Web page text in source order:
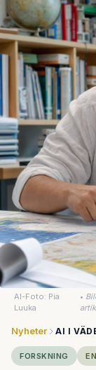
AI-Foto: Pia
Luuka
•
Nyheter AI I
FORSKNING